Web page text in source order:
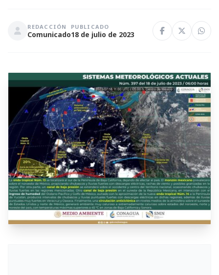
REDACCIÓN
Comunicado
PUBLICADO
18 de julio de 2023